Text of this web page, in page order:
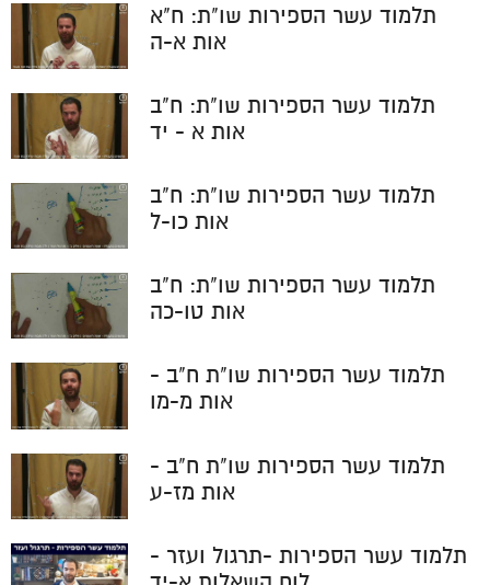
תלמוד עשר הספירות שו"ת: ח"א
אות א-ה
תלמוד עשר הספירות שו"ת: ח"ב
אות א - יד
תלמוד עשר הספירות שו"ת: ח"ב
אות כו-ל
תלמוד עשר הספירות שו"ת: ח"ב
אות טו-כה
תלמוד עשר הספירות שו"ת ח"ב -
אות מ-מו
תלמוד עשר הספירות שו"ת ח"ב -
אות מז-ע
תלמוד עשר הספירות -תרגול ועזר -